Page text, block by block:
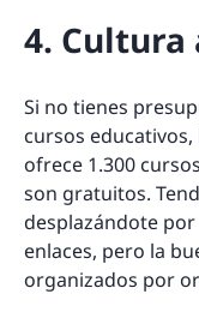
4.
Si no tienes
cursos
ofrece 1.300
son gratuitos.
desplazándote
enlaces, pero la
organizados por